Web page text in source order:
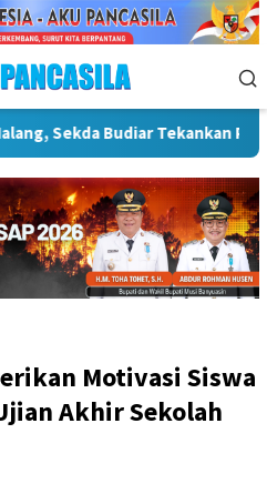
Wakil Wali Kota Lepas
Motivasi Siswa
Akhir Sekolah